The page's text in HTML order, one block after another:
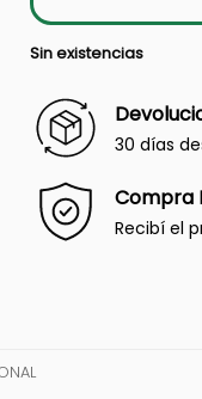
Sin existencias
30 días
Compra
Recibí el